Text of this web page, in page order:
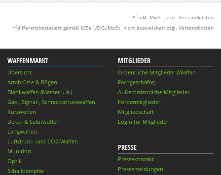
* 1 inkl. MwSt.; zzgl. Versandkosten
*2differenzbesteuert gemäß §25a UStG.;MwSt. nicht ausweisbar; zzgl. Versandkosten
WAFFENMARKT
Übersicht
Armbrüste & Bögen
Blankwaffen (Messer u.ä.)
Gas-, Signal-, Schreckschusswaffen
Kurzwaffen
Deko- & Salutwaffen
Langwaffen
Luftdruck- und CO2-Waffen
Munition
Optik
Schalldämpfer
MITGLIEDER
Ordentliche Mitglieder (Waffen-
Fachgeschäfte)
Außerordentliche Mitglieder
Fördermitglieder
Mitgliedschaft
Login für Mitglieder
PRESSE
Pressekontakt
Pressemeldungen